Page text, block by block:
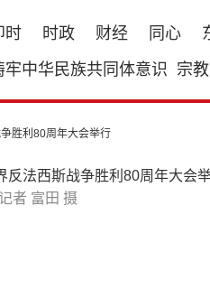
时 时政 财经 同心
牢中华民族共同体意识 宗教
胜利80周年大会举行
者 富田 摄